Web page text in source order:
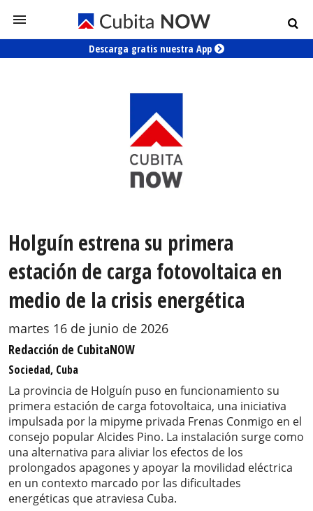
Descarga gratis nuestra App
Holguín estrena su primera
estación de carga fotovoltaica en
medio de la crisis energética
martes 16 de junio de 2026
Redacción de CubitaNOW
Sociedad, Cuba
La provincia de Holguín puso en funcionamiento su
primera estación de carga fotovoltaica, una iniciativa
impulsada por la mipyme privada Frenas Conmigo en el
consejo popular Alcides Pino. La instalación surge como
una alternativa para aliviar los efectos de los
prolongados apagones y apoyar la movilidad eléctrica
en un contexto marcado por las dificultades
energéticas que atraviesa Cuba.